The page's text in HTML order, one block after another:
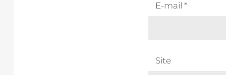
E-mail *
Site